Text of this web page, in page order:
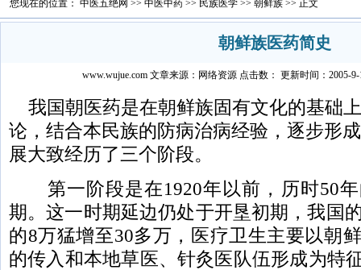
您现在的位置： 中医五绝网 >> 中医中药 >> 民族医学 >> 朝鲜族 >> 正文
朝鲜族医药简史
www.wujue.com 文章来源： 网络资源 点击数： 更新时间：2005-
我国朝医药是在朝鲜族固有文化的基础
论，结合本民族的防病治病经验，逐步形
展大致经历了三个阶段。
第一阶段是在1920年以前，历时50年
期。这一时期延边仍处于开垦初期，我国
的8万猛增至30多万，医疗卫生主要以朝
的传入和本地草医、针灸医队伍形成为特